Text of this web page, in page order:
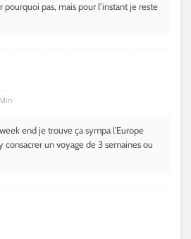
pas, mais pour l’instant je reste
end je trouve ça sympa l’Europe
consacrer un voyage de 3 semaines ou